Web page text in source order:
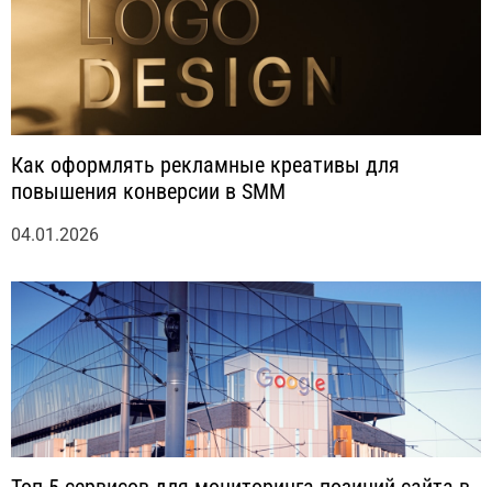
Как оформлять рекламные креативы для
повышения конверсии в SMM
04.01.2026